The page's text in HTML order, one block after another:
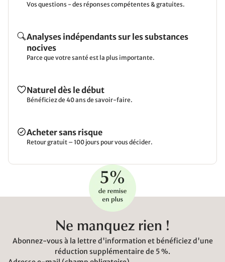
Vos questions - des réponses compétentes & gratuites.
Analyses indépendants sur les substances
nocives
Parce que votre santé est la plus importante.
Naturel dès le début
Bénéficiez de 40 ans de savoir-faire.
Acheter sans risque
Retour gratuit – 100 jours pour vous décider.
Ne manquez rien !
Abonnez-vous à la lettre d'information et bénéficiez d'une
réduction supplémentaire de 5 %.